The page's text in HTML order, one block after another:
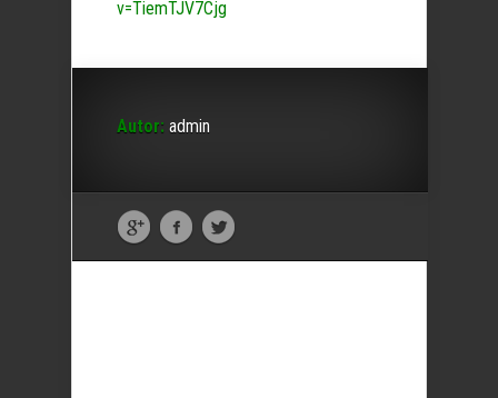
v=TiemTJV7Cjg
Autor: admin